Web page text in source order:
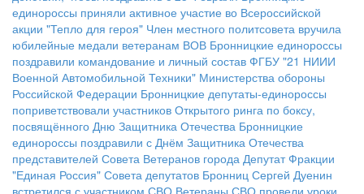
единороссы приняли активное участие во Всероссийской
акции "Тепло для героя" Член местного политсовета вручила
юбилейные медали ветеранам ВОВ Бронницкие единороссы
поздравили командование и личный состав ФГБУ "21 НИИИ
Военной Автомобильной Техники" Министерства обороны
Российской Федерации Бронницкие депутаты-единороссы
поприветствовали участников Открытого ринга по боксу,
посвящённого Дню Защитника Отечества Бронницкие
единороссы поздравили с Днём Защитника Отечества
представителей Совета Ветеранов города Депутат Фракции
"Единая Россия" Совета депутатов Бронниц Сергей Дуенин